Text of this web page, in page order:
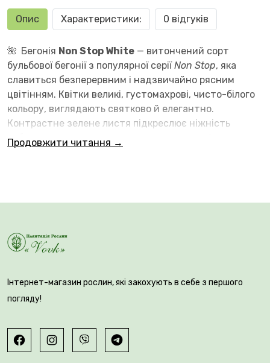
Опис Характеристики: 0 відгуків
🌺 Бегонія Non Stop White — витончений сорт
бульбової бегонії з популярної серіїNon Stop, яка
славиться безперервним і надзвичайно рясним
цвітінням. Квітки великі, густомахрові, чисто-білого
кольору, виглядають святково й елегантно.
Контрастне зелене листя підкреслює ніжність
забарвлення та декоративність рослини. Сорт
завершення періоду нічних заморозків. Бегонія
віддає перевагу легким, поживним, добре
Продовжити читання →
Інтернет-магазин рослин, які закохують в себе з першого
погляду!